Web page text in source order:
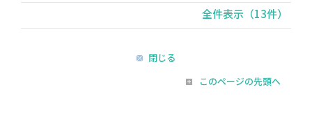
全件表示（13件）
閉じる
このページの先頭へ